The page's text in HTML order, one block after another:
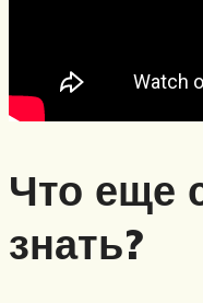
Что еще
знать?